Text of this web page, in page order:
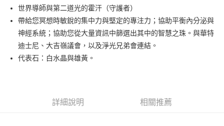
Apple Pay
街口支付
悠遊付
ATM付款
世界導師與第二道光的霍汗（守護者）
帶給您冥想時敏銳的集中力與堅定的專注力；協助平衡內分泌與
神經系統；協助您從大量資訊中篩選出其中的智慧之珠。與華特
迪士尼、大吉嶺議會，以及淨光兄弟會連結。
代表石：白水晶與雄黃。
詳細說明 相關推薦